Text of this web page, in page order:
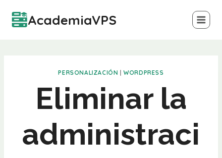
AcademiaVPS
PERSONALIZACIÓN |WORDPRESS
Eliminar la
administraci